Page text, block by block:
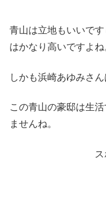
青山は立地もいいで
はかなり高いですよね
しかも浜崎あゆみさ
この青山の豪邸は生
ませんね。